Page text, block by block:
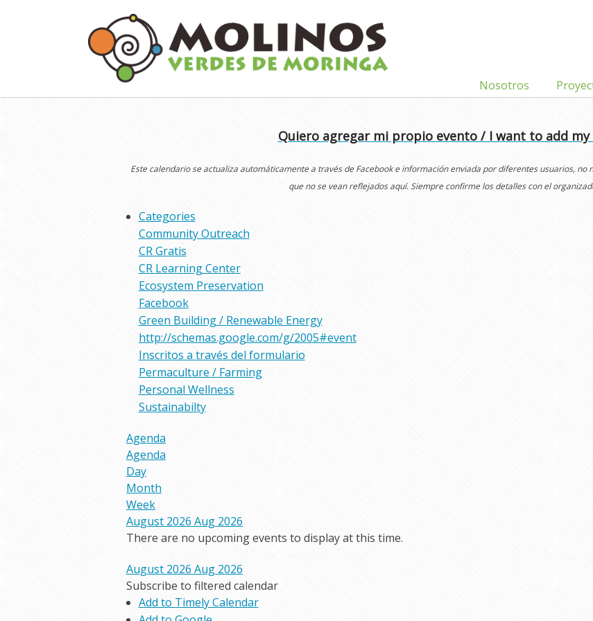
Nosotros
Quiero agregar mi propio evento / I want to add my
Este calendario se actualiza automáticamente a través de Facebook e información enviada por diferentes usuarios,
que no se vean reflejados aquí. Siempre confirme los detalles con el
Categories
Community Outreach
CR Gratis
CR Learning Center
Ecosystem Preservation
Facebook
Green Building / Renewable Energy
http://schemas.google.com/g/2005#event
Inscritos a través del formulario
Permaculture / Farming
Personal Wellness
Sustainabilty
Agenda
Agenda
Day
Month
Week
August 2026 Aug 2026
There are no upcoming events to display at this time.
August 2026 Aug 2026
Subscribe to filtered calendar
Add to Timely Calendar